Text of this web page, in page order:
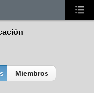
Miembros